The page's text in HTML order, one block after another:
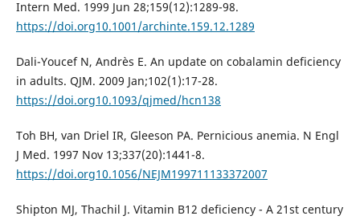
Intern Med. 1999 Jun 28;159(12):1289-98.
https://doi.org10.1001/archinte.159.12.1289
Dali-Youcef N, Andrès E. An update on cobalamin deficiency
in adults. QJM. 2009 Jan;102(1):17-28.
https://doi.org10.1093/qjmed/hcn138
Toh BH, van Driel IR, Gleeson PA. Pernicious anemia. N Engl
J Med. 1997 Nov 13;337(20):1441-8.
https://doi.org10.1056/NEJM199711133372007
Shipton MJ, Thachil J. Vitamin B12 deficiency - A 21st century